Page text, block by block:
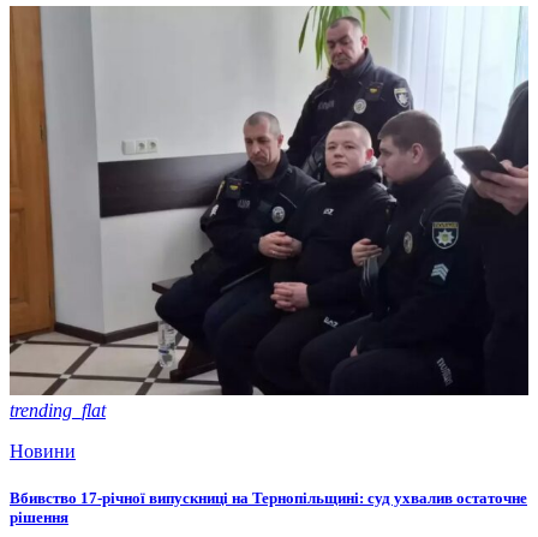
trending_flat
Новини
Вбивство 17-річної випускниці на Тернопільщині: суд ухвалив остаточне
рішення